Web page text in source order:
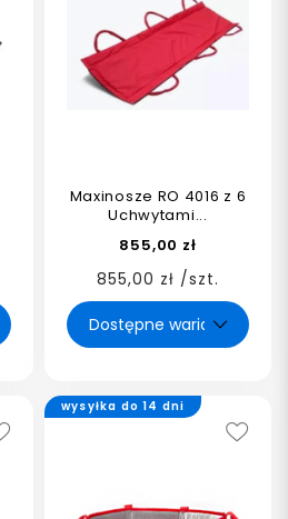
Maxinosze RO 4016 z 6
Uchwytami...
855,00 zł
855,00 zł /szt.
wysyłka do 14 dni